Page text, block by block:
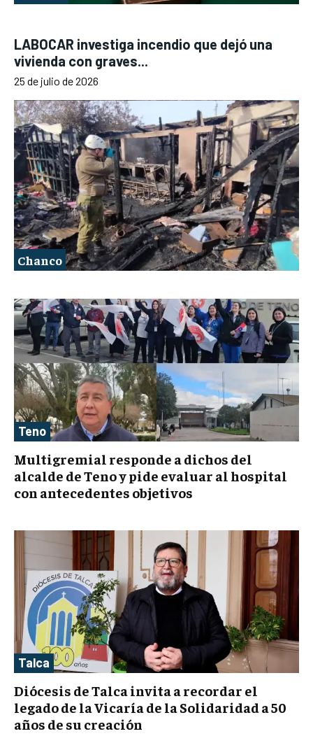
LABOCAR investiga incendio que dejó una
vivienda con graves...
25 de julio de 2026
Chanco
Teno
Multigremial responde a dichos del
alcalde de Teno y pide evaluar al hospital
con antecedentes objetivos
Talca
Diócesis de Talca invita a recordar el
legado de la Vicaría de la Solidaridad a 50
años de su creación